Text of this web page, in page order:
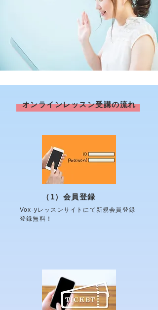
オンライン​レッスン受講の流れ
（1）会員登録
Vox-yレッスンサイトにて新規会員登録
​登録無料！